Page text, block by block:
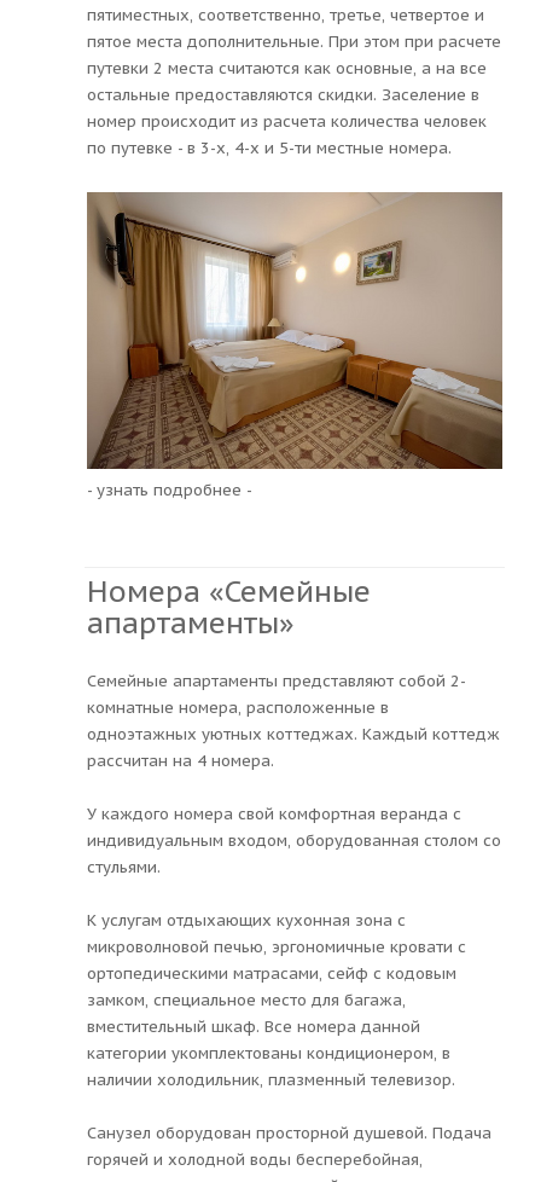
пятиместных, соответственно, третье, четвертое и
пятое места дополнительные. При этом при расчете
путевки 2 места считаются как основные, а на все
остальные предоставляются скидки. Заселение в
номер происходит из расчета количества человек
по путевке - в 3-х, 4-х и 5-ти местные номера.
- узнать подробнее -
Номера «Семейные
апартаменты»
Семейные апартаменты представляют собой 2-
комнатные номера, расположенные в
одноэтажных уютных коттеджах. Каждый коттедж
рассчитан на 4 номера.
У каждого номера свой комфортная веранда с
индивидуальным входом, оборудованная столом со
стульями.
К услугам отдыхающих кухонная зона с
микроволновой печью, эргономичные кровати с
ортопедическими матрасами, сейф с кодовым
замком, специальное место для багажа,
вместительный шкаф. Все номера данной
категории укомплектованы кондиционером, в
наличии холодильник, плазменный телевизор.
Санузел оборудован просторной душевой. Подача
горячей и холодной воды бесперебойная,